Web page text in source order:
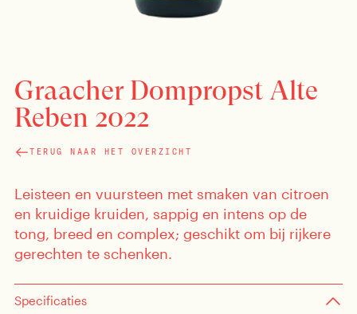
Graacher Dompropst Alte
Reben 2022
TERUG NAAR HET OVERZICHT
Leisteen en vuursteen met smaken van citroen
en kruidige kruiden, sappig en intens op de
tong, breed en complex; geschikt om bij rijkere
gerechten te schenken.
Specificaties